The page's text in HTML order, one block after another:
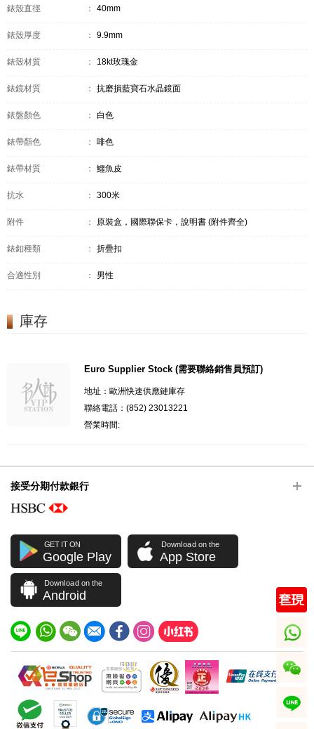
錶殼直徑 ： 40mm
錶殼厚度 ： 9.9mm
錶殼材質 ： 18kt玫瑰金
錶鏡材質 ： 抗磨損藍寶石水晶鏡面
錶盤顏色 ： 白色
錶帶顏色 ： 啡色
錶帶材質 ： 鱷魚皮
抗水 ： 300米
附件 ： 原裝盒，國際聯保卡，說明書 (附件齊全)
錶釦種類 ： 折疊扣
合適性別 ： 男性
庫存
Euro Supplier Stock (需要聯絡銷售員預訂)
地址：歐洲快速供應鏈庫存
聯絡電話：(852) 23013221
營業時間:
接受分期付款銀行
GET IT ON
Google Play
Download on the
App Store
Download on the
Android
whatsapp